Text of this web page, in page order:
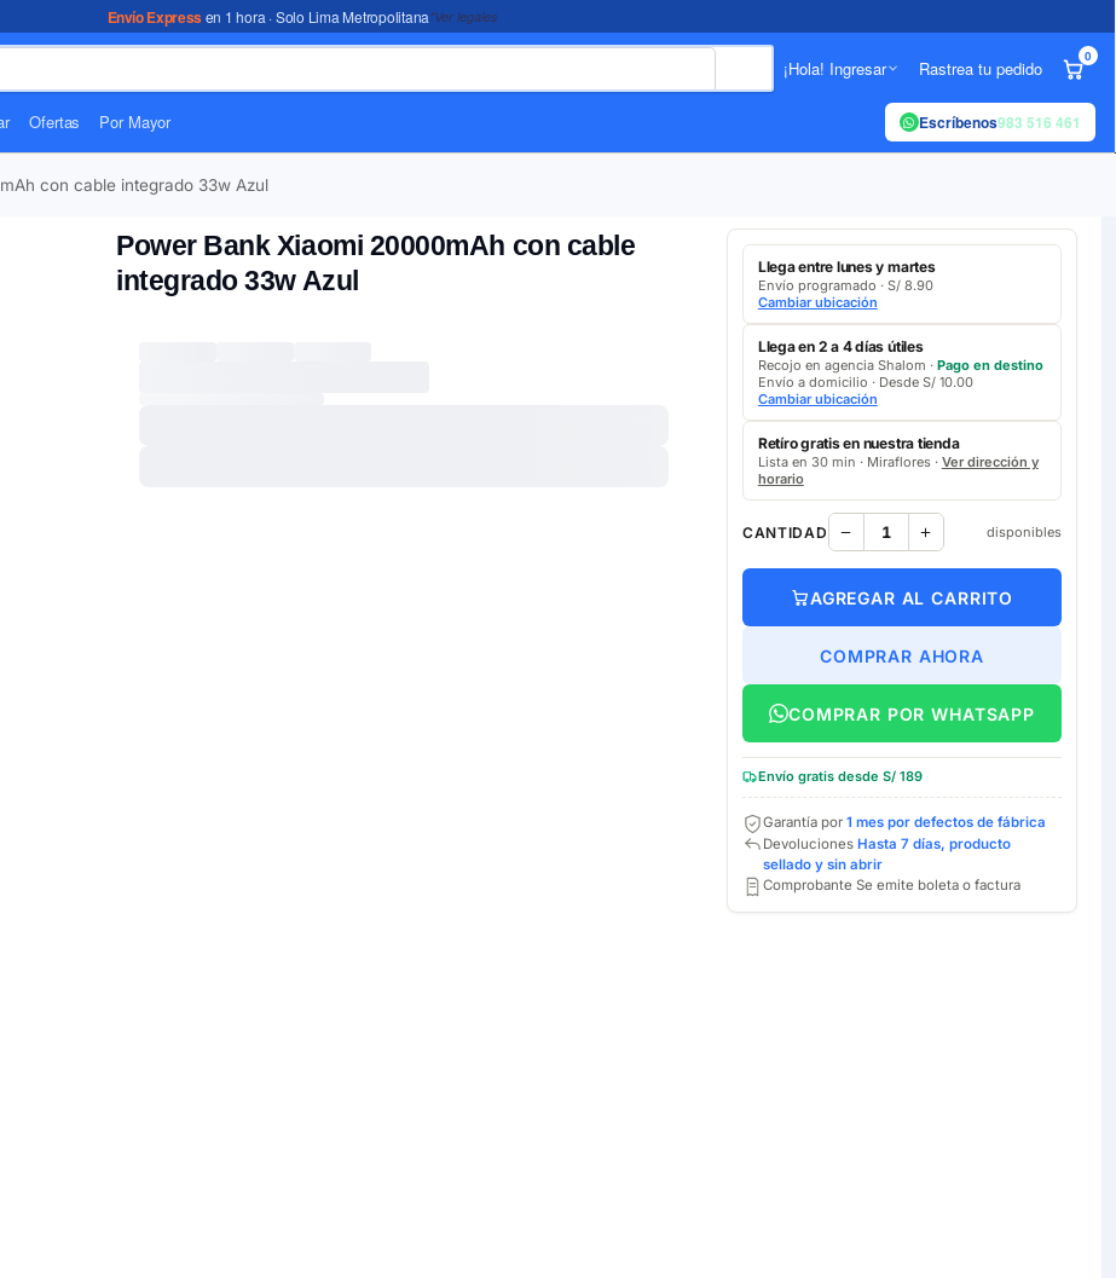
Envío Expressen 1 hora · Solo Lima Metropolitana*Ver legales
¡Hola! Ingresar Rastrea tu pedido
0
Ofertas Por Mayor Escríbenos983 516 461
con cable integrado 33w Azul
Power Bank Xiaomi 20000mAh con cable
integrado 33w Azul
Llega entre lunes y martes
Envío programado · S/ 8.90
Cambiar ubicación
Llega en 2 a 4 días útiles
Recojo en agencia Shalom · Pago en destino
Envío a domicilio · Desde S/ 10.00
Cambiar ubicación
Retíro gratis en nuestra tienda
Lista en 30 min · Miraflores · Ver dirección y
horario
CANTIDAD disponibles
AGREGAR AL CARRITO
COMPRAR AHORA
COMPRAR POR WHATSAPP
Envío gratis desde S/ 189
Garantía por 1 mes por defectos de fábrica
Devoluciones Hasta 7 días, producto
sellado y sin abrir
Comprobante Se emite boleta o factura